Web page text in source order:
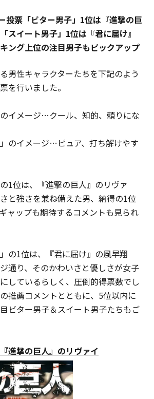
投票「ビター男子」1位は『進撃の巨
スイート男子」1位は『君に届け』
ング上位の注目男子もピックアップ
男性キャラクターたちを下記のよう
を行いました。
イメージ…クール、知的、頼りにな
のイメージ…ピュア、打ち解けやす
1位は、『進撃の巨人』のリヴァ
と強さを兼ね備えた男、納得の1位
ャップも期待するコメントも見られ
の1位は、『君に届け』の風早翔
通り、そのかわいさと優しさが女子
しているらしく、圧倒的得票数でし
推薦コメントとともに、5位以内に
ビター男子＆スイート男子たちもご
進撃の巨人』のリヴァイ